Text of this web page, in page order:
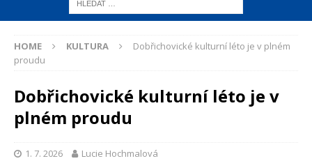
HOME KULTURA
Dobřichovické kulturní léto je v plném
proudu
Dobřichovické kulturní léto je v
plném proudu
1. 7. 2026 Lucie Hochmalová